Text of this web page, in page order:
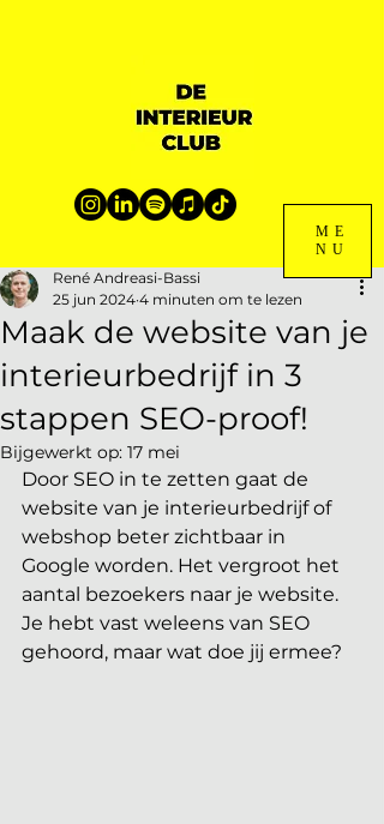
ME
NU
Maak de website van je
interieurbedrijf in 3
stappen SEO-proof!
René Andreasi-Bassi
25 jun 2024 4 minuten om te lezen
Bijgewerkt op: 17 mei
Door SEO in te zetten gaat de
website van je interieurbedrijf of
webshop beter zichtbaar in
Google worden. Het vergroot het
aantal bezoekers naar je website.
Je hebt vast weleens van SEO
gehoord, maar wat doe jij ermee?